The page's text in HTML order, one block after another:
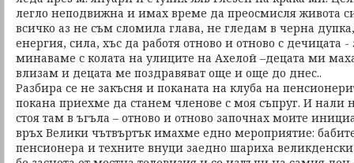
легло неподвижна и имах време да преосмисля живота
всичко аз не съм сломила глава, не гледам в черна
енергия, сила, хъс да работя отново и отново с дечицата -
минаваме с колата на улиците на Ахелой –децата ми
влизам и децата ме поздравяват още и още до днес..
Разбира се не закъсня и поканата на клуба на
покана приехме да станем членове с моя съпруг. И нали
стоя там в ъгъла – отново и отново започнах моите
връх Велики чътвъртък имахме едно мероприятие:
пенсионера и техните внуци заедно шариха